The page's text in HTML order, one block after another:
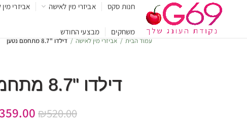
חנות סקס אביזרי מין לאישה אביזרי
משחקים מבצעי החודש
עמוד הבית אביזרי מין לאישה דילדו "8.7 מתחמם נטען
דילדו "8.7 מתחמם נטען
₪520.00
359.00